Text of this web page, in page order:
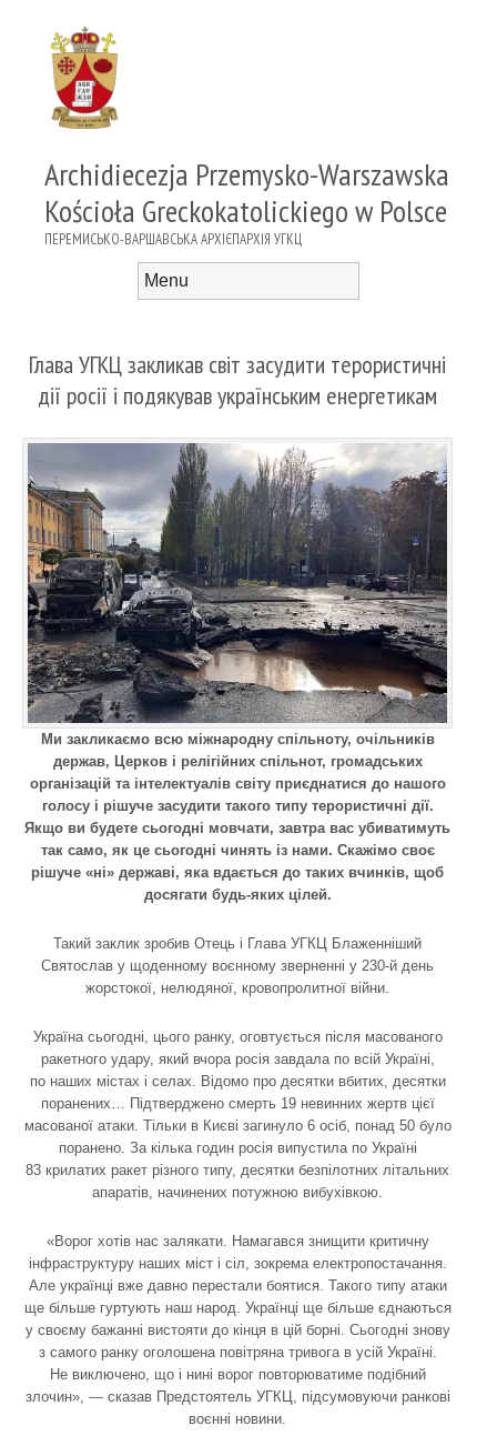
Archidiecezja Przemysko-Warszawska
Kościoła Greckokatolickiego w Polsce
ПЕРЕМИСЬКО-ВАРШАВСЬКА АРХІЄПАРХІЯ УГКЦ
Глава УГКЦ закликав світ засудити терористичні
дії росії і подякував українським енергетикам
Ми закликаємо всю міжнародну спільноту, очільників
держав, Церков і релігійних спільнот, громадських
організацій та інтелектуалів світу приєднатися до нашого
голосу і рішуче засудити такого типу терористичні дії.
Якщо ви будете сьогодні мовчати, завтра вас убиватимуть
так само, як це сьогодні чинять із нами. Скажімо своє
рішуче «ні» державі, яка вдається до таких вчинків, щоб
досягати будь-яких цілей.
Такий заклик зробив Отець і Глава УГКЦ Блаженніший
Святослав у щоденному воєнному зверненні у 230-й день
жорстокої, нелюдяної, кровопролитної війни.
Україна сьогодні, цього ранку, оговтується після масованого
ракетного удару, який вчора росія завдала по всій Україні,
по наших містах і селах. Відомо про десятки вбитих, десятки
поранених… Підтверджено смерть 19 невинних жертв цієї
масованої атаки. Тільки в Києві загинуло 6 осіб, понад 50 було
поранено. За кілька годин росія випустила по Україні
83 крилатих ракет різного типу, десятки безпілотних літальних
апаратів, начинених потужною вибухівкою.
«Ворог хотів нас залякати. Намагався знищити критичну
інфраструктуру наших міст і сіл, зокрема електропостачання.
Але українці вже давно перестали боятися. Такого типу атаки
ще більше гуртують наш народ. Українці ще більше єднаються
у своєму бажанні вистояти до кінця в цій борні. Сьогодні знову
з самого ранку оголошена повітряна тривога в усій Україні.
Не виключено, що і нині ворог повторюватиме подібний
злочин», — сказав Предстоятель УГКЦ, підсумовуючи ранкові
воєнні новини.